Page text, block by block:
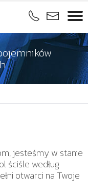
jesteśmy w stanie
ściśle według
otwarci na Twoje